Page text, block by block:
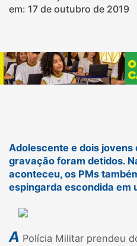
em: 17 de outubro de 2019
Adolescente e dois jovens
gravação foram detidos.
aconteceu, os PMs
espingarda escondida em
A Polícia Militar prendeu